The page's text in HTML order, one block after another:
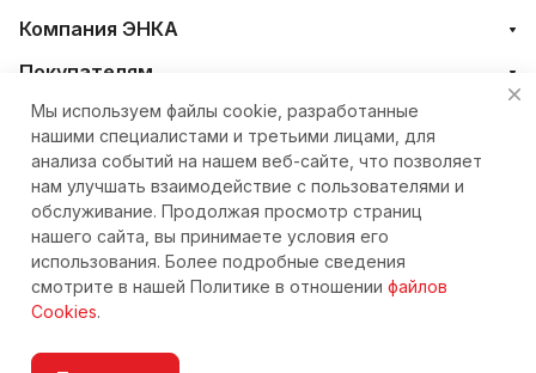
Компания ЭНКА
Покупателям
+7 (4212) 23-33-33
eshop@nkteh.ru
© 2026 Интернет-магазин ЭНКА техника
Мы используем файлы cookie, разработанные
нашими специалистами и третьими лицами, для
анализа событий на нашем веб-сайте, что позволяет
нам улучшать взаимодействие с пользователями и
обслуживание. Продолжая просмотр страниц
нашего сайта, вы принимаете условия его
использования. Более подробные сведения
смотрите в нашей Политике в отношении файлов
Cookies.